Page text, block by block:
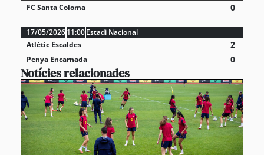
FC Santa Coloma 0
17/05/202611:00Estadi Nacional
Atlètic Escaldes
2
Penya Encarnada 0
Notícies relacionades